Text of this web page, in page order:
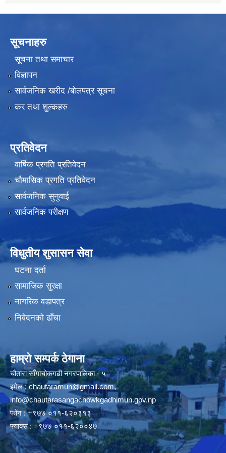
सूचनाहरु
सूचना तथा समाचार
विज्ञापन
सार्वजनिक खरीद /बोलपत्र सूचना
कर तथा शुल्कहरु
प्रतिवेदन
वार्षिक प्रगति प्रतिवेदन
चौमासिक प्रगति प्रतिवेदन
सार्वजनिक सुनुवाई
सार्वजनिक परीक्षण
विधुतीय शुसासन सेवा
घटना दर्ता
सामाजिक सुरक्षा
नागरिक वडापत्र
निवेदनको ढाँचा
हाम्रो सम्पर्क ठेगाना
चौतारा साँगाचोकगढी नगरपालिका - ५
इमेल :chautaramun@gmail.com,
info@chautarasangachowkgadhimun.gov.np
फोन : +९७७ ०११-६२०३१३
फ्याक्स : +९७७ ०११-६२००४७